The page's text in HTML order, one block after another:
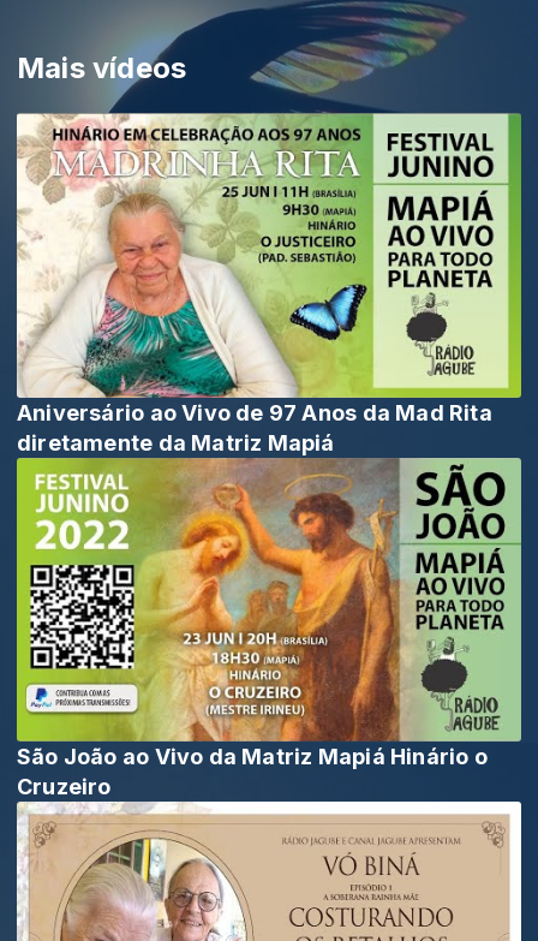
Mais vídeos
Aniversário ao Vivo de 97 Anos da Mad Rita
diretamente da Matriz Mapiá
São João ao Vivo da Matriz Mapiá Hinário o
Cruzeiro